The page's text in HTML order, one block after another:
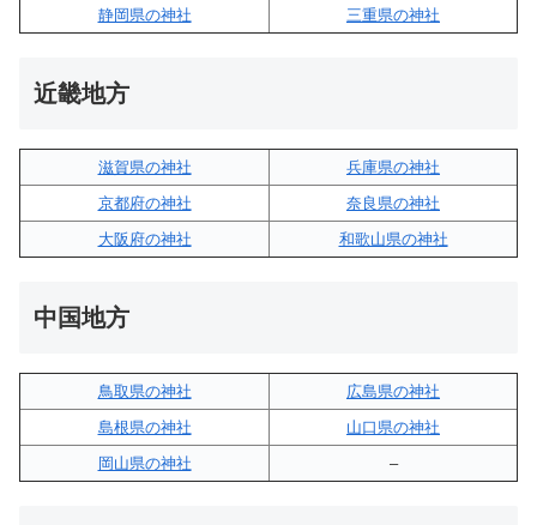
静岡県の神社
三重県の神社
近畿地方
滋賀県の神社
兵庫県の神社
京都府の神社
奈良県の神社
大阪府の神社
和歌山県の神社
中国地方
鳥取県の神社
広島県の神社
島根県の神社
山口県の神社
岡山県の神社
–